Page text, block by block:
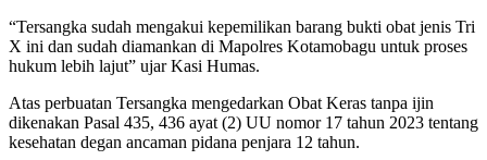
“Tersangka sudah mengakui kepemilikan barang bukti obat jenis Tri
X ini dan sudah diamankan di Mapolres Kotamobagu untuk proses
hukum lebih lajut” ujar Kasi Humas.
Atas perbuatan Tersangka mengedarkan Obat Keras tanpa ijin
dikenakan Pasal 435, 436 ayat (2) UU nomor 17 tahun 2023 tentang
kesehatan degan ancaman pidana penjara 12 tahun.